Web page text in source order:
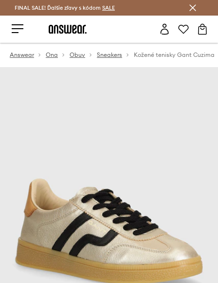
Šetrite s Answear Club >
FINAL SALE! Ďalšie zľavy s kódom SALE
Answear Ona Obuv Sneakers Kožené tenisky Gant Cuzima